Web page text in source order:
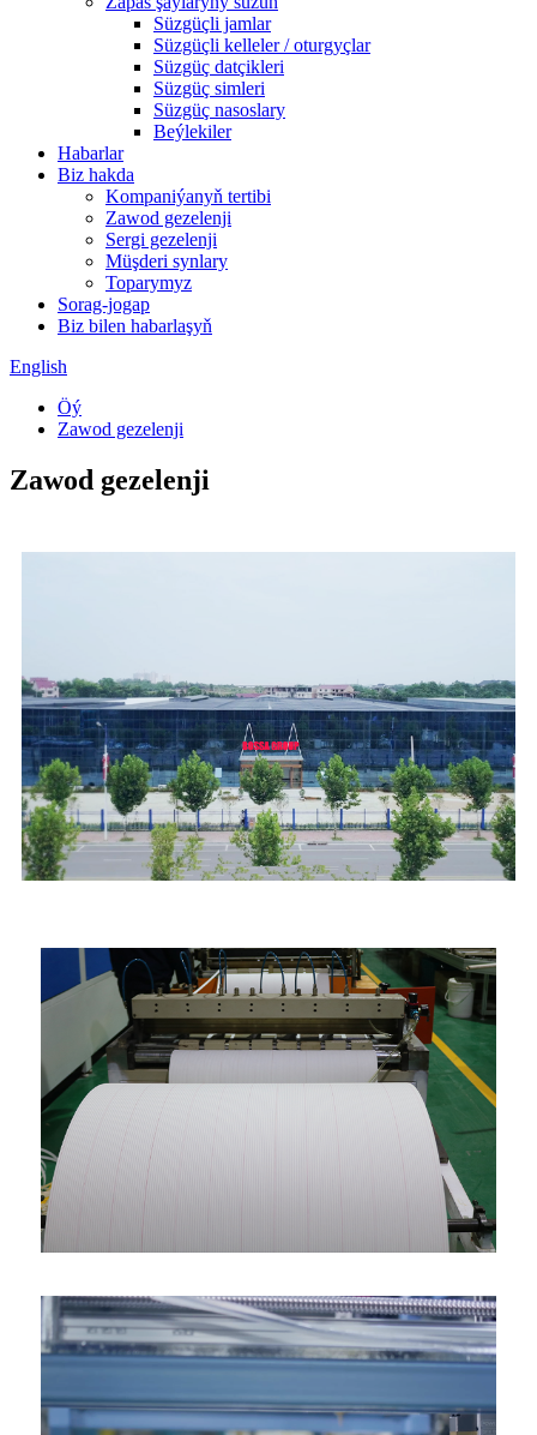
Süzgüçli jamlar
Süzgüçli kelleler / oturgyçlar
Süzgüç datçikleri
Süzgüç simleri
Süzgüç nasoslary
Beýlekiler
Habarlar
Biz hakda
Kompaniýanyň tertibi
Zawod gezelenji
Sergi gezelenji
Müşderi synlary
Toparymyz
Sorag-jogap
Biz bilen habarlaşyň
English
Öý
Zawod gezelenji
Zawod gezelenji